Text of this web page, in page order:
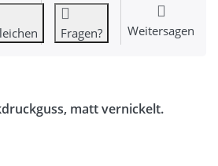
Fragen? Weitersagen
matt vernickelt.